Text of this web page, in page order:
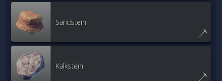
Sandstein
Kalkstein